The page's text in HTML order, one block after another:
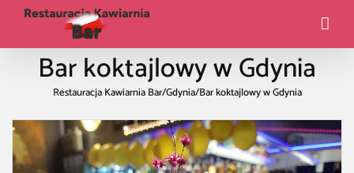
Bar koktajlowy w Gdynia
Restauracja Kawiarnia Bar/Gdynia/Bar koktajlowy w Gdynia